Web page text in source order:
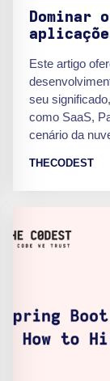
Dominar
Este artigo
seu
como SaaS,
cenário da
THECODEST